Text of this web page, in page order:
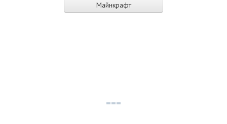
Майнкрафт